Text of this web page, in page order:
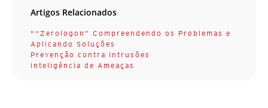
Artigos Relacionados
"“Zerologon” Compreendendo os Problemas e
Aplicando Soluções
Prevenção contra Intrusões
Inteligência de Ameaças